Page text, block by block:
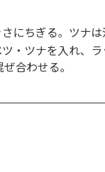
にちぎる。ツナは
・ツナを入れ、
合わせる。